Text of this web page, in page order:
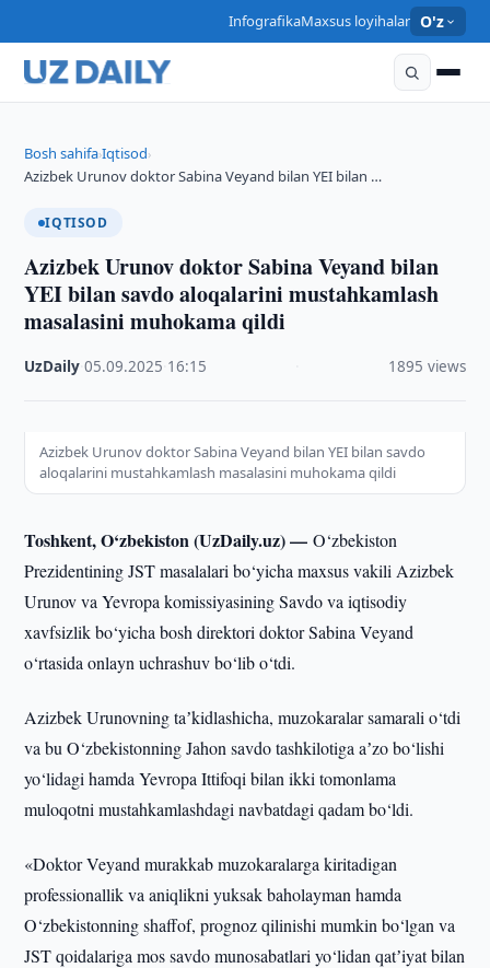
InfografikaMaxsus loyihalar O'z
Bosh sahifa›Iqtisod›
Azizbek Urunov doktor Sabina Veyand bilan YEI bilan …
IQTISOD
Azizbek Urunov doktor Sabina Veyand bilan
YEI bilan savdo aloqalarini mustahkamlash
masalasini muhokama qildi
UzDaily ·05.09.2025 16:15 1895 views
Azizbek Urunov doktor Sabina Veyand bilan YEI bilan savdo
aloqalarini mustahkamlash masalasini muhokama qildi
Toshkent, O‘zbekiston (UzDaily.uz) —O‘zbekiston
Prezidentining JST masalalari bo‘yicha maxsus vakili Azizbek
Urunov va Yevropa komissiyasining Savdo va iqtisodiy
xavfsizlik bo‘yicha bosh direktori doktor Sabina Veyand
o‘rtasida onlayn uchrashuv bo‘lib o‘tdi.
Azizbek Urunovning taʼkidlashicha, muzokaralar samarali o‘tdi
va bu O‘zbekistonning Jahon savdo tashkilotiga aʼzo bo‘lishi
yo‘lidagi hamda Yevropa Ittifoqi bilan ikki tomonlama
muloqotni mustahkamlashdagi navbatdagi qadam bo‘ldi.
«Doktor Veyand murakkab muzokaralarga kiritadigan
professionallik va aniqlikni yuksak baholayman hamda
O‘zbekistonning shaffof, prognoz qilinishi mumkin bo‘lgan va
JST qoidalariga mos savdo munosabatlari yo‘lidan qatʼiyat bilan